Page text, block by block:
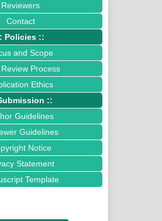
Reviewers
Contact
Policies ::
and Scope
Process
Ethics
::
Guidelines
Guidelines
Notice
Statement
Template